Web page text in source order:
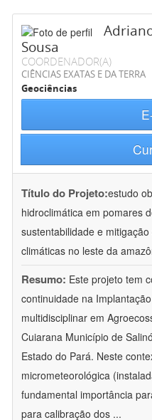
Sousa
COORDENADOR(A)
CIÊNCIAS EXATAS E DA TERRA
Geociências
Título do Projeto:estudo
hidroclimática em pomares
sustentabilidade e
climáticas no leste da
Resumo: Este projeto tem
continuidade na
multidisciplinar em
Cuiarana Município de
Estado do Pará. Neste
micrometeorológica
fundamental importância
para calibração dos ...